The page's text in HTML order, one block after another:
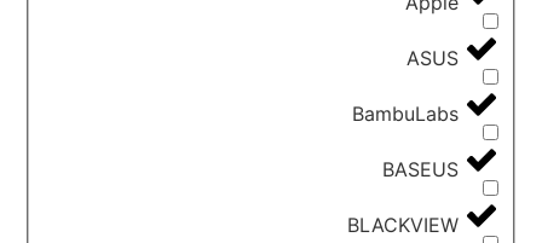
ASUS
BambuLabs
BASEUS
BLACKVIEW